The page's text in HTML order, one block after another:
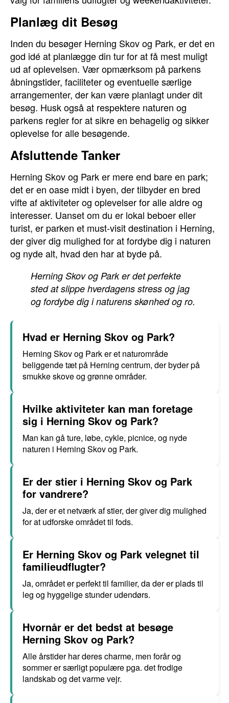
Planlæg dit Besøg
Inden du besøger Herning Skov og Park, er det en
god idé at planlægge din tur for at få mest muligt
ud af oplevelsen. Vær opmærksom på parkens
åbningstider, faciliteter og eventuelle særlige
arrangementer, der kan være planlagt under dit
besøg. Husk også at respektere naturen og
parkens regler for at sikre en behagelig og sikker
oplevelse for alle besøgende.
Afsluttende Tanker
Herning Skov og Park er mere end bare en park;
det er en oase midt i byen, der tilbyder en bred
vifte af aktiviteter og oplevelser for alle aldre og
interesser. Uanset om du er lokal beboer eller
turist, er parken et must-visit destination i Herning,
der giver dig mulighed for at fordybe dig i naturen
og nyde alt, hvad den har at byde på.
Herning Skov og Park er det perfekte
sted at slippe hverdagens stress og jag
og fordybe dig i naturens skønhed og ro.
Hvad er Herning Skov og Park?
Herning Skov og Park er et naturområde
beliggende tæt på Herning centrum, der byder på
smukke skove og grønne områder.
Hvilke aktiviteter kan man foretage
sig i Herning Skov og Park?
Man kan gå ture, løbe, cykle, picnice, og nyde
naturen i Herning Skov og Park.
Er der stier i Herning Skov og Park
for vandrere?
Ja, der er et netværk af stier, der giver dig mulighed
for at udforske området til fods.
Er Herning Skov og Park velegnet til
familieudflugter?
Ja, området er perfekt til familier, da der er plads til
leg og hyggelige stunder udendørs.
Hvornår er det bedst at besøge
Herning Skov og Park?
Alle årstider har deres charme, men forår og
sommer er særligt populære pga. det frodige
landskab og det varme vejr.